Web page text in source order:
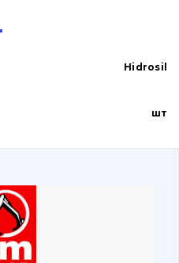
Hidrosil
шт